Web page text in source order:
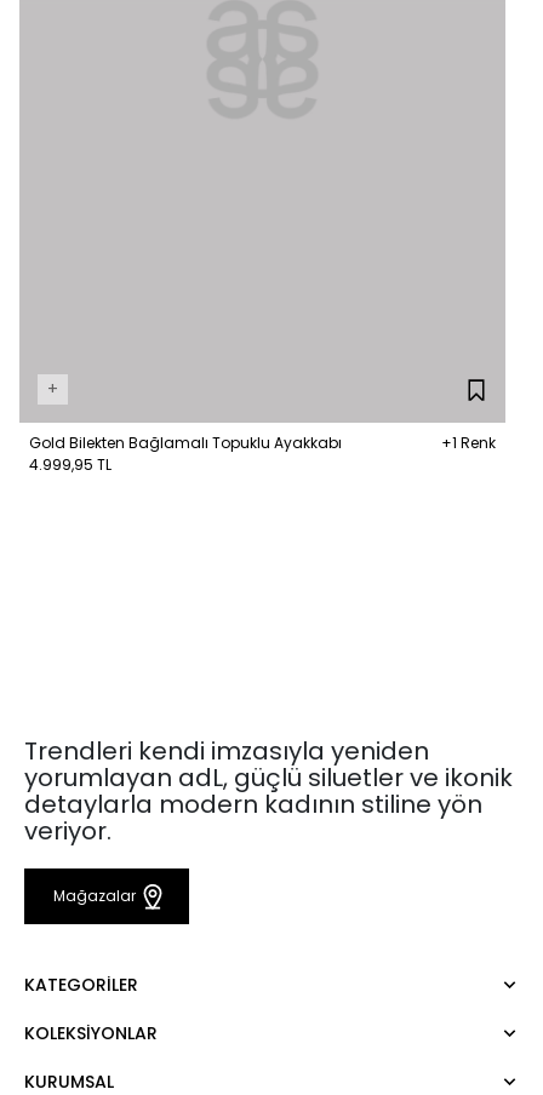
+
Gold Bilekten Bağlamalı Topuklu Ayakkabı
+1 Renk
4.999,95 TL
Trendleri kendi imzasıyla yeniden
yorumlayan adL, güçlü siluetler ve ikonik
detaylarla modern kadının stiline yön
veriyor.
Mağazalar
KATEGORILER
Elbise
KOLEKSIYONLAR
Mert Aslan
KURUMSAL